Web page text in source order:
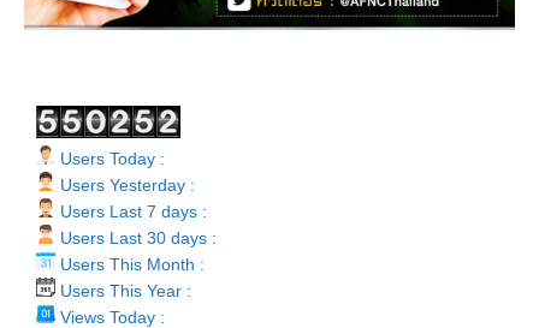
Users Today :
Users Yesterday :
Users Last 7 days :
Users Last 30 days :
Users This Month :
Users This Year :
Views Today :